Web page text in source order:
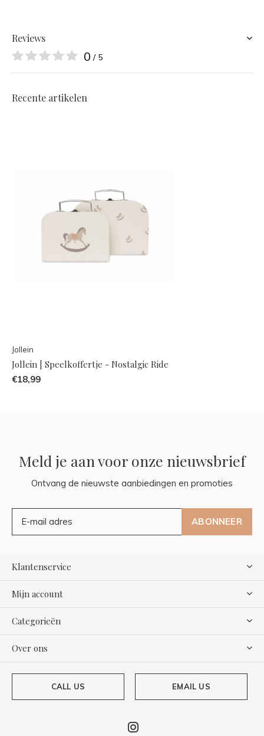
Reviews
0 / 5
Recente artikelen
Jollein
Jollein | Speelkoffertje - Nostalgic Ride
€18,99
Meld je aan voor onze nieuwsbrief
Ontvang de nieuwste aanbiedingen en promoties
ABONNEER
Klantenservice
Mijn account
Categorieën
Over ons
CALL US EMAIL US